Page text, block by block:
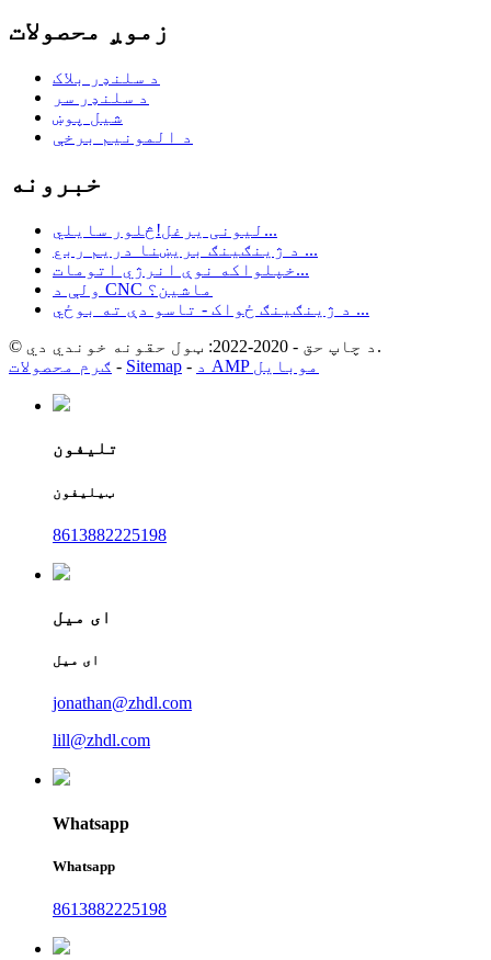
زموږ محصولات
د سلنډر بلاک
د سلنډر سر
شیل پوښ
د المونیم برخې
خبرونه
لیونی یرغل!څلور سایلي...
د ژینګینګ بریښنا دریم ربع ...
خپلواکه نوې انرژي اتومات...
ولې د CNC ماشین؟
د ژینګینګ ځواک - تاسو دې ته بوځي ...
© د چاپ حق - 2020-2022: ټول حقونه خوندي دي.
ګرم محصولات - Sitemap - د AMP موبایل
تلیفون
ټیلیفون
8613882225198
ای میل
ای میل
jonathan@zhdl.com
lill@zhdl.com
Whatsapp
Whatsapp
8613882225198